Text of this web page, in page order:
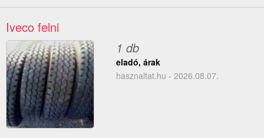
Iveco felni
1 db
eladó, árak
hasznaltat.hu - 2026.08.07.